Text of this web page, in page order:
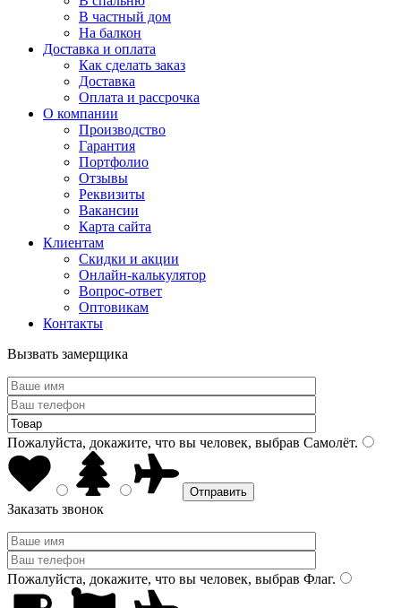
В частный дом
На балкон
Доставка и оплата
Как сделать заказ
Доставка
Оплата и рассрочка
О компании
Производство
Гарантия
Портфолио
Отзывы
Реквизиты
Вакансии
Карта сайта
Клиентам
Скидки и акции
Онлайн-калькулятор
Вопрос-ответ
Оптовикам
Контакты
Вызвать замерщика
Пожалуйста, докажите, что вы человек, выбрав Самолёт.
Заказать звонок
Пожалуйста, докажите, что вы человек, выбрав Флаг.